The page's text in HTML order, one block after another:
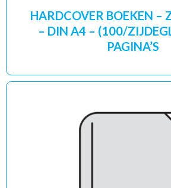
HARDCOVER BOEKEN –
– DIN A4 – (100/
PAGINA’S